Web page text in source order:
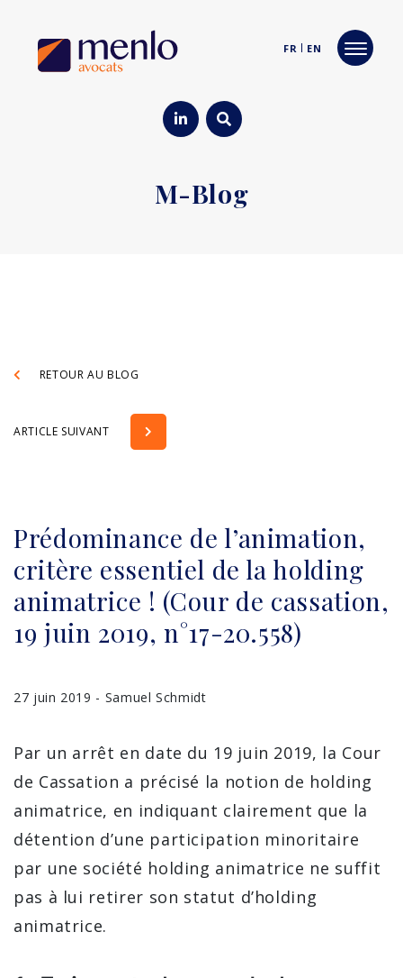
FR EN
M-Blog
RETOUR AU BLOG
ARTICLE SUIVANT
Prédominance de l’animation,
critère essentiel de la holding
animatrice ! (Cour de cassation,
19 juin 2019, n°17-20.558)
27 juin 2019 - Samuel Schmidt
Par un arrêt en date du 19 juin 2019, la Cour
de Cassation a précisé la notion de holding
animatrice, en indiquant clairement que la
détention d’une participation minoritaire
par une société holding animatrice ne suffit
pas à lui retirer son statut d’holding
animatrice.